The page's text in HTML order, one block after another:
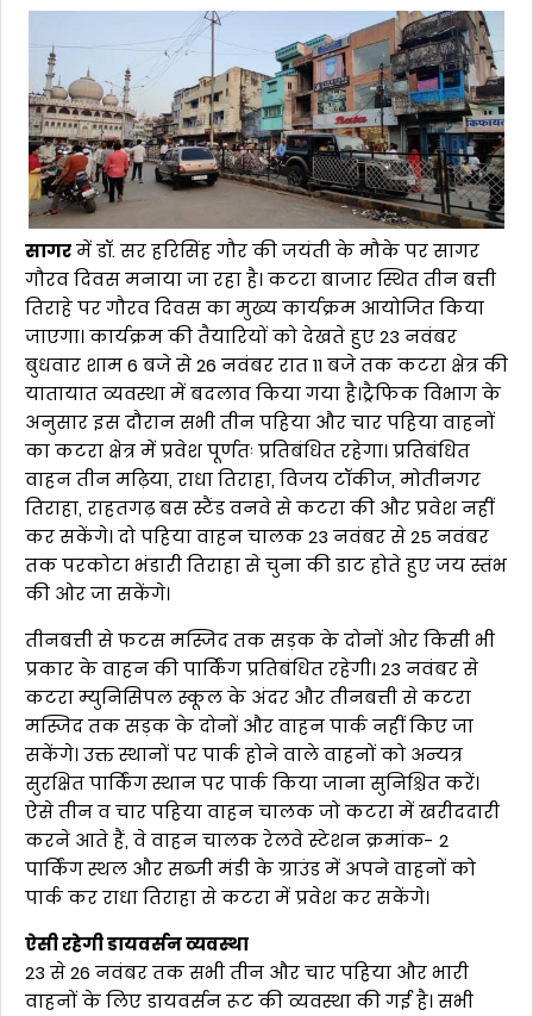
सागरमें डॉ. सर हरिसिंह गौर की जयंती के मौके पर सागर
गौरव दिवस मनाया जा रहा है। कटरा बाजार स्थित तीन बत्ती
तिराहे पर गौरव दिवस का मुख्य कार्यक्रम आयोजित किया
जाएगा। कार्यक्रम की तैयारियों को देखते हुए 23 नवंबर
बुधवार शाम 6 बजे से 26 नवंबर रात 11 बजे तक कटरा क्षेत्र की
यातायात व्यवस्था में बदलाव किया गया है।ट्रैफिक विभाग के
अनुसार इस दौरान सभी तीन पहिया और चार पहिया वाहनों
का कटरा क्षेत्र में प्रवेश पूर्णतः प्रतिबंधित रहेगा। प्रतिबंधित
वाहन तीन मढ़िया, राधा तिराहा, विजय टॉकीज, मोतीनगर
तिराहा, राहतगढ़ बस स्टैंड वनवे से कटरा की और प्रवेश नहीं
कर सकेंगे। दो पहिया वाहन चालक 23 नवंबर से 25 नवंबर
तक परकोटा भंडारी तिराहा से चुना की डाट होते हुए जय स्तंभ
की ओर जा सकेंगे।
तीनबत्ती से फटस मस्जिद तक सड़क के दोनों ओर किसी भी
प्रकार के वाहन की पार्किंग प्रतिबंधित रहेगी। 23 नवंबर से
कटरा म्युनिसिपल स्कूल के अंदर और तीनबत्ती से कटरा
मस्जिद तक सड़क के दोनों और वाहन पार्क नहीं किए जा
सकेंगे। उक्त स्थानों पर पार्क होने वाले वाहनों को अन्यत्र
सुरक्षित पार्किंग स्थान पर पार्क किया जाना सुनिश्चित करें।
ऐसे तीन व चार पहिया वाहन चालक जो कटरा में खरीददारी
करने आते हैं, वे वाहन चालक रेलवे स्टेशन क्रमांक- 2
पार्किंग स्थल और सब्जी मंडी के ग्राउंड में अपने वाहनों को
पार्क कर राधा तिराहा से कटरा में प्रवेश कर सकेंगे।
ऐसी रहेगी डायवर्सन व्यवस्था
23 से 26 नवंबर तक सभी तीन और चार पहिया और भारी
वाहनों के लिए डायवर्सन रूट की व्यवस्था की गई है। सभी